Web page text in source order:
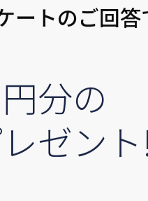
ートのご回答
円分の
ゼン